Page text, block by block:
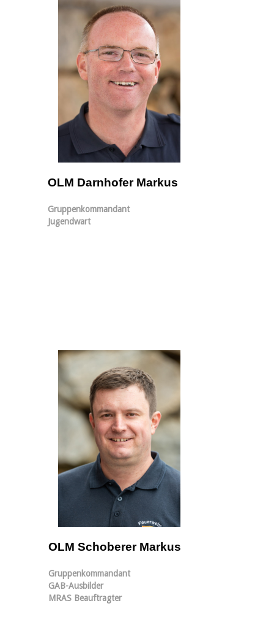
OLM Darnhofer Markus
Gruppenkommandant
Jugendwart
OLM Schoberer Markus
Gruppenkommandant
GAB-Ausbilder
MRAS Beauftragter